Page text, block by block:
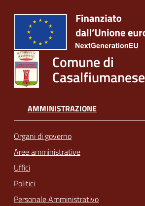
Comune di
Casalfiumanese
AMMINISTRAZIONE
Organi di governo
Aree amministrative
Uffici
Politici
Personale Amministrativo